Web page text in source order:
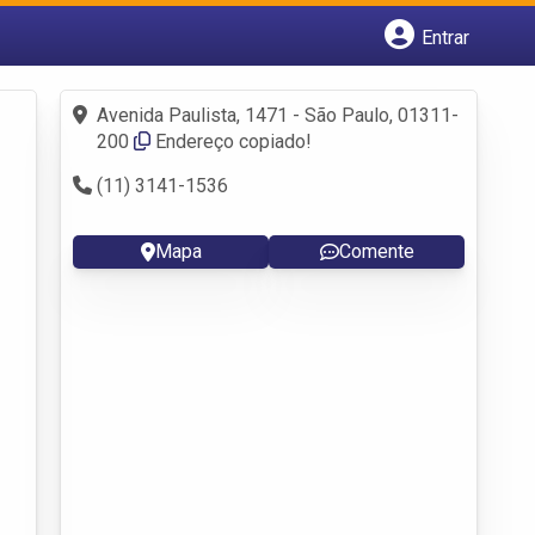
Entrar
Fazer login
Criar conta
Avenida Paulista, 1471 - São Paulo, 01311-
200
Endereço copiado!
(11) 3141-1536
Mapa Comente